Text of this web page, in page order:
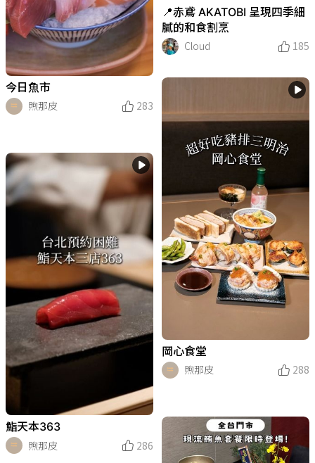
📍赤鳶 AKATOBI 呈現四季細
膩的和食割烹
Cloud
185
今日魚市
煦那皮
283
岡心食堂
煦那皮
288
鮨天本363
煦那皮
286